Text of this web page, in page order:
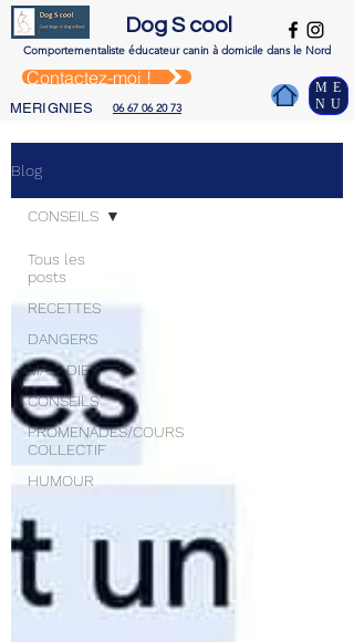
06 67 06 20 73
Dog S cool
Comportementaliste éducateur canin à domicile dans le Nord
Contactez-moi !
MERIGNIES
ME
NU
Blog
Tous les
posts
RECETTES
DANGERS
MALADIES
CONSEILS
PROMENADES/COURS
COLLECTIF
HUMOUR
CONSEILS